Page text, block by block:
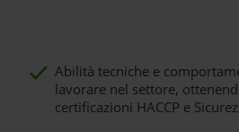
Abilità tecniche e
lavorare nel settore,
certificazioni HACCP e